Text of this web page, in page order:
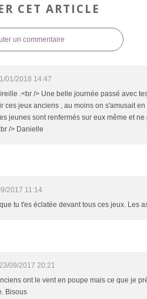
CET ARTICLE
un commentaire
01/2018 14:47
.<br /> Une belle journée passé avec
ces jeux anciens , au moins on s'amusait
jeunes sont renfermés sur eux même et
/> Danielle
2017 11:14
tu t'es éclatée devant tous ces jeux. Les
23/09/2017 20:21
ont le vent en poupe mais ce que je
Bisous